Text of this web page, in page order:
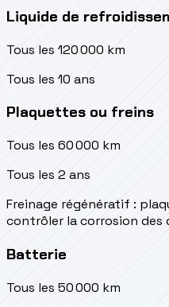
Liquide de
Tous les 120 000 km
Tous les 10 ans
Plaquettes ou freins
Tous les 60 000 km
Tous les 2 ans
Freinage régénératif :
contrôler la corrosion des
Batterie
Tous les 50 000 km